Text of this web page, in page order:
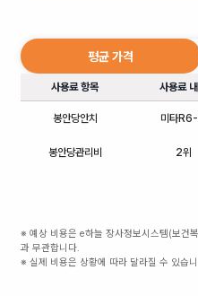
평균 가격
사용료 항목 사용료
봉안당안치 미타R6-
봉안당관리비 2위
※ 예상 비용은 e하늘 장사정보시스템(보건
과 무관합니다.
※ 실제 비용은 상황에 따라 달라질 수 있습